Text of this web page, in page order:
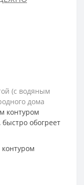
(с водяным
дома
контуром
обогреет